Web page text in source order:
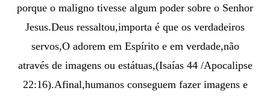
porque o maligno tivesse algum poder sobre o Senhor
Jesus.Deus ressaltou,importa é que os verdadeiros
servos,O adorem em Espírito e em verdade,não
através de imagens ou estátuas,(Isaías 44 /Apocalipse
22:16).Afinal,humanos conseguem fazer imagens e